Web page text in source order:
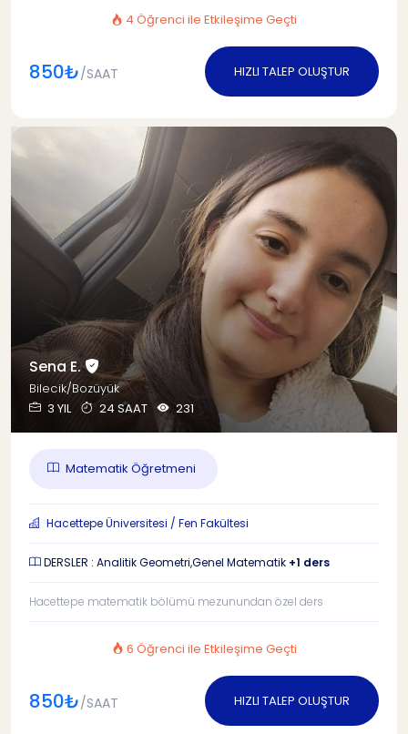
4 Öğrenci ile Etkileşime Geçti
850₺/SAAT HIZLI TALEP OLUŞTUR
Sena E.
Bilecik/Bozüyük
3 YIL
24 SAAT 231
Matematik Öğretmeni
Hacettepe Üniversitesi / Fen Fakültesi
DERSLER : Analitik Geometri,Genel Matematik +1 ders
Hacettepe matematik bölümü mezunundan özel ders
6 Öğrenci ile Etkileşime Geçti
850₺/SAAT HIZLI TALEP OLUŞTUR